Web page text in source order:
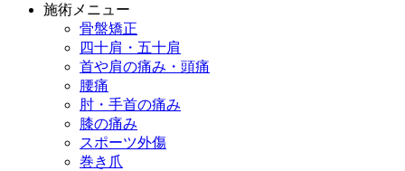
施術メニュー
骨盤矯正
四十肩・五十肩
首や肩の痛み・頭痛
腰痛
肘・手首の痛み
膝の痛み
スポーツ外傷
巻き爪